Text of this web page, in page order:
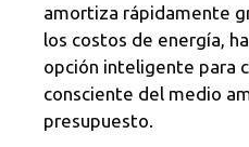
amortiza rápidamente
los costos de energía,
opción inteligente para
consciente del medio
presupuesto.